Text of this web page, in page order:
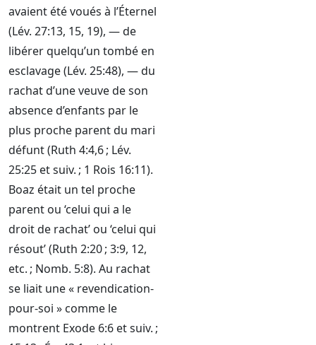
avaient été voués à l’Éternel
(Lév. 27:13, 15, 19), — de
libérer quelqu’un tombé en
esclavage (Lév. 25:48), — du
rachat d’une veuve de son
absence d’enfants par le
plus proche parent du mari
défunt (Ruth 4:4,6 ; Lév.
25:25 et suiv. ; 1 Rois 16:11).
Boaz était un tel proche
parent ou ‘celui qui a le
droit de rachat’ ou ‘celui qui
résout’ (Ruth 2:20 ; 3:9, 12,
etc. ; Nomb. 5:8). Au rachat
se liait une « revendication-
pour-soi » comme le
montrent Exode 6:6 et suiv. ;